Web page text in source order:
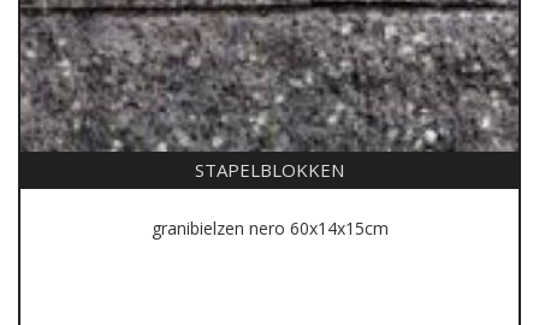
STAPELBLOKKEN
granibielzen nero 60x14x15cm